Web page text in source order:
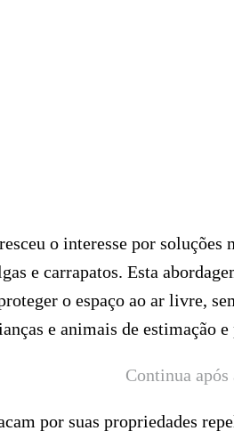
o interesse por
e carrapatos. Esta
proteger o espaço ao ar livre,
e animais de estimação
Continua
por suas propriedades